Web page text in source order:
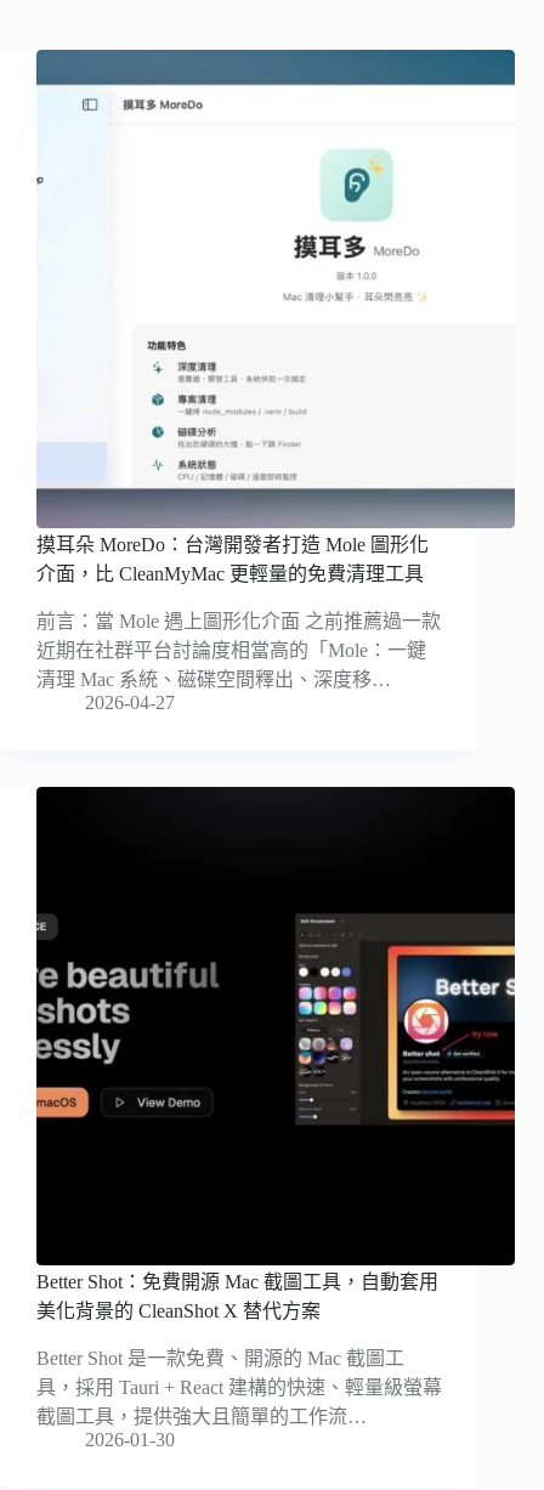
摸耳朵 MoreDo：台灣開發者打造 Mole 圖形化
介面，比 CleanMyMac 更輕量的免費清理工具
前言：當 Mole 遇上圖形化介面 之前推薦過一款
近期在社群平台討論度相當高的「Mole：一鍵
清理 Mac 系統、磁碟空間釋出、深度移…
2026-04-27
Better Shot：免費開源 Mac 截圖工具，自動套用
美化背景的 CleanShot X 替代方案
Better Shot 是一款免費、開源的 Mac 截圖工
具，採用 Tauri + React 建構的快速、輕量級螢幕
截圖工具，提供強大且簡單的工作流…
2026-01-30